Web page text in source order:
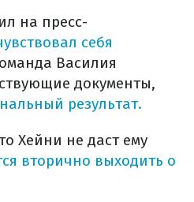
на пресс-
себя
Василия
документы,
результат.
Хейни не даст ему
вторично выходить о